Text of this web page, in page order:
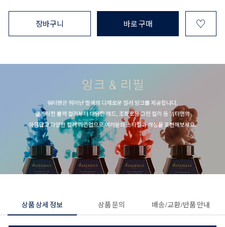
장바구니 바로 구매 ♡
상품 상세 정보 상품 문의 배송/교환/반품 안내